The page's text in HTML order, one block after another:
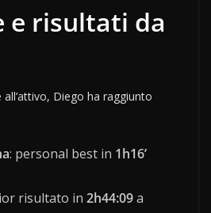
e risultati da
Diego ha raggiunto
: personal best in 1h16’
risultato in 2h44:09a